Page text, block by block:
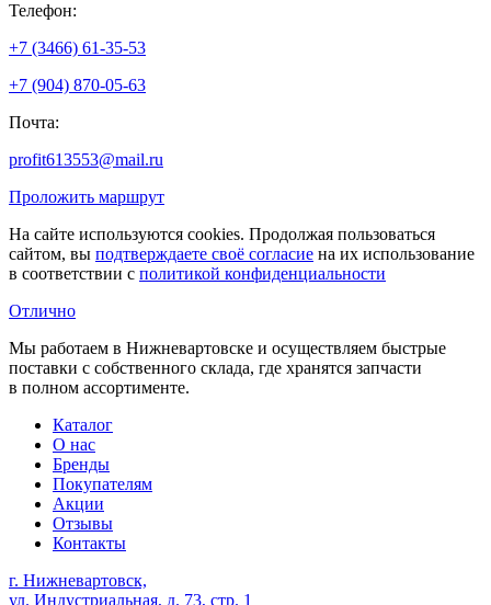
Телефон:
+7 (3466) 61-35-53
+7 (904) 870-05-63
Почта:
profit613553@mail.ru
Проложить маршрут
На сайте используются cookies. Продолжая пользоваться
сайтом, вы подтверждаете своё согласие на их использование
в соответствии с политикой конфиденциальности
Отлично
Мы работаем в Нижневартовске и осуществляем быстрые
поставки с собственного склада, где хранятся запчасти
в полном ассортименте.
Каталог
О нас
Бренды
Покупателям
Акции
Отзывы
Контакты
г. Нижневартовск,
ул. Индустриальная, д. 73, стр. 1